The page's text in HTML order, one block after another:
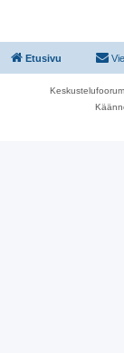
Etusivu